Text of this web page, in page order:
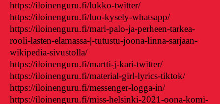
https://iloinenguru.fi/lukko-twitter/
https://iloinenguru.fi/luo-kysely-whatsapp/
https://iloinenguru.fi/mari-palo-ja-perheen-tarkea-
rooli-lasten-elamassa-|-tutustu-joona-linna-sarjaan-
wikipedia-sivustolla/
https://iloinenguru.fi/martti-j-kari-twitter/
https://iloinenguru.fi/material-girl-lyrics-tiktok/
https://iloinenguru.fi/messenger-logga-in/
https://iloinenguru.fi/miss-helsinki-2021-oona-komi-